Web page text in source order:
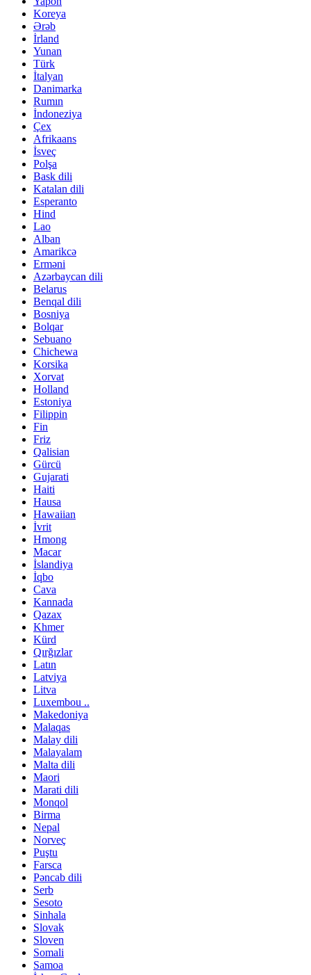
Koreya
Ərəb
İrland
Yunan
Türk
İtalyan
Danimarka
Rumın
İndoneziya
Çex
Afrikaans
İsveç
Polşa
Bask dili
Katalan dili
Esperanto
Hind
Lao
Alban
Amarikcə
Erməni
Azərbaycan dili
Belarus
Benqal dili
Bosniya
Bolqar
Sebuano
Chichewa
Korsika
Xorvat
Holland
Estoniya
Filippin
Fin
Friz
Qalisian
Gürcü
Gujarati
Haiti
Hausa
Hawaiian
İvrit
Hmong
Macar
İslandiya
İqbo
Cava
Kannada
Qazax
Khmer
Kürd
Qırğızlar
Latın
Latviya
Litva
Luxembou ..
Makedoniya
Malaqas
Malay dili
Malayalam
Malta dili
Maori
Marati dili
Monqol
Birma
Nepal
Norveç
Puştu
Farsca
Pəncab dili
Serb
Sesoto
Sinhala
Slovak
Sloven
Somali
Samoa